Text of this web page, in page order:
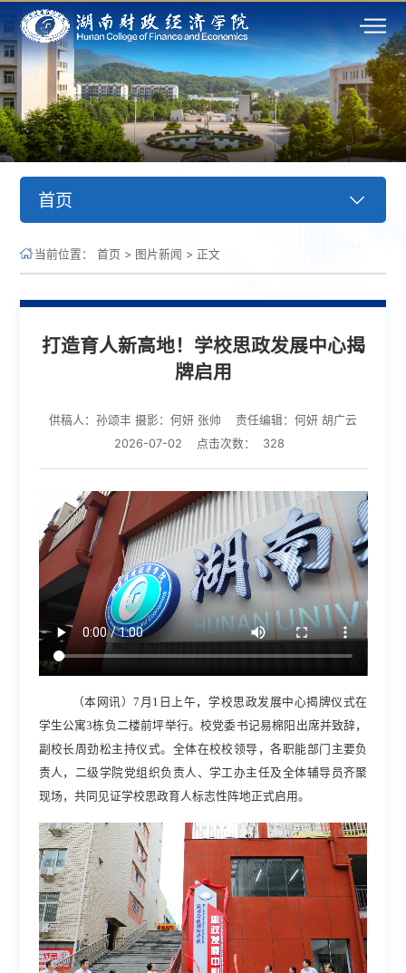
首页
当前位置：首页 > 图片新闻 > 正文
打造育人新高地！学校思政发展中心揭
牌启用
供稿人：孙颂丰 摄影：何妍 张帅
责任编辑：何妍 胡广云
2026-07-02
点击次数： 328
（本网讯）7月1日上午，学校思政发展中心揭牌仪式在
学生公寓3栋负二楼前坪举行。校党委书记易棉阳 出席并致辞，
副校长周劲松主持仪式。全体在校校领导，各职能部门主要负
责人 ， 二级学院党组织负责人、学工办主任及全体辅导员齐聚
现场，共同见证学校思政育人标志性阵地正式启用。